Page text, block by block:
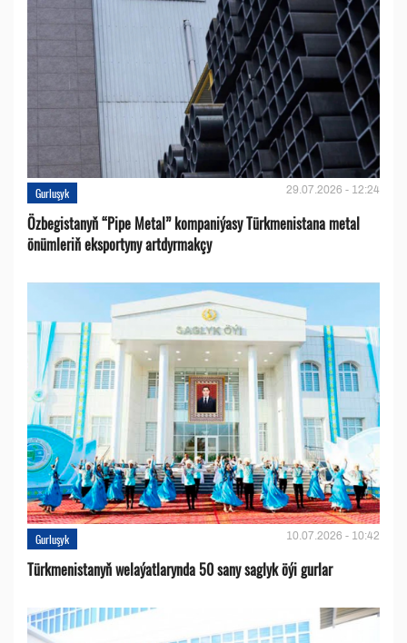
Gurluşyk 29.07.2026 - 12:24
Özbegistanyň “Pipe Metal” kompaniýasy Türkmenistana metal
önümleriň eksportyny artdyrmakçy
Gurluşyk 10.07.2026 - 10:42
Türkmenistanyň welaýatlarynda 50 sany saglyk öýi gurlar